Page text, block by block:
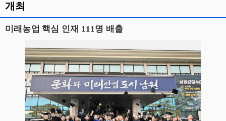
개최
미래농업 핵심 인재 111명 배출